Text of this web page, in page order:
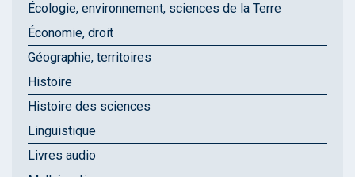
Écologie, environnement, sciences de la Terre
Économie, droit
Géographie, territoires
Histoire
Histoire des sciences
Linguistique
Livres audio